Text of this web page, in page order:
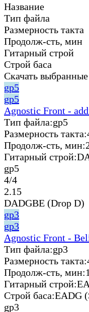
Название
Тип файла
Размерность такта
Продолж-сть, мин
Гитарный строй
Строй баса
Скачать
gp5
gp5
Agnostic Front -
Тип файла:gp5
Размерность такта:
Продолж-сть, мин:
Гитарный строй:
gp5
4/4
2.15
DADGBE (Drop D)
gp3
gp3
Agnostic Front -
Тип файла:gp3
Размерность такта:
Продолж-сть, мин:
Гитарный строй:
Строй баса:EADG
gp3